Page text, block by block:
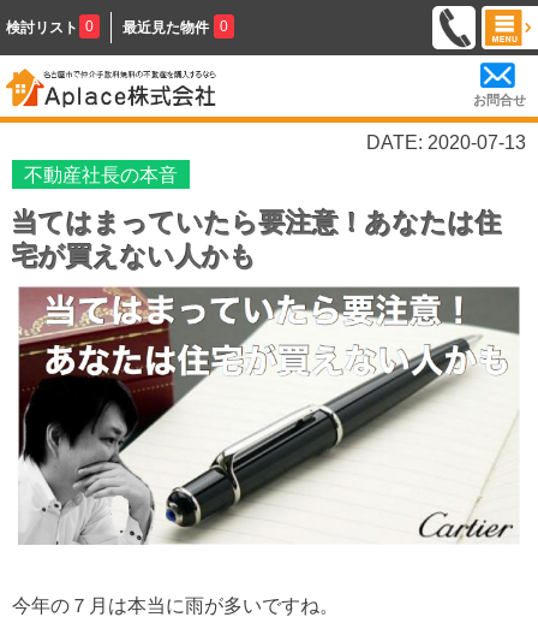
検討リスト 0 最近見た物件 0
お問合せ
DATE: 2020-07-13
不動産社長の本音
当てはまっていたら要注意！あなたは住
宅が買えない人かも
今年の７月は本当に雨が多いですね。